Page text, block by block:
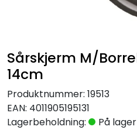
Sårskjerm M/
14cm
Produktnummer: 19513
EAN: 4011905195131
Lagerbeholdning:
På lager